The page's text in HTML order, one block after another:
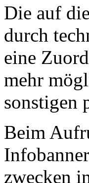
Die auf
durch
eine
mehr
sonstigen
Beim
zwecken